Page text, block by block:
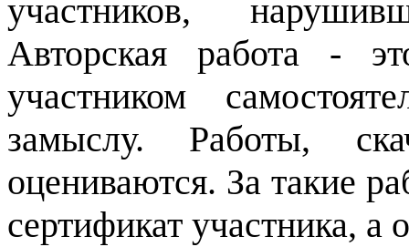
участников,
Авторская работа -
участником
замыслу. Работы,
оцениваются. За такие
сертификат участника, а